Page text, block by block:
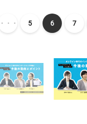
・・・ 5 6 7